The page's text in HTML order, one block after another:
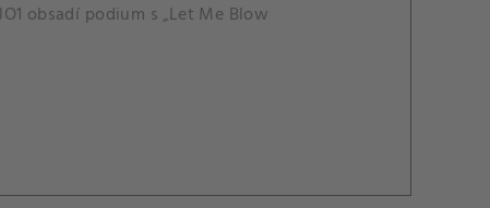
obsadí podium s „Let Me Blow